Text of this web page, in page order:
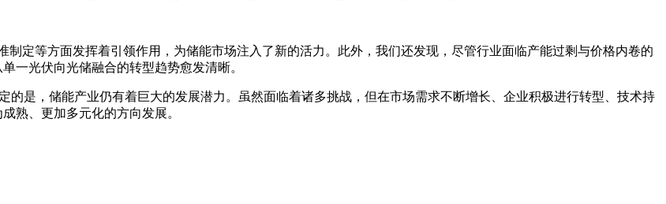
制定等方面发挥着引领作用，为储能市场注入了新的活力。此外，我们还发现，尽管行业面临产能过剩与价格内卷的
一光伏向光储融合的转型趋势愈发清晰。
的是，储能产业仍有着巨大的发展潜力。虽然面临着诸多挑战，但在市场需求不断增长、企业积极进行转型、技术持
熟、更加多元化的方向发展。